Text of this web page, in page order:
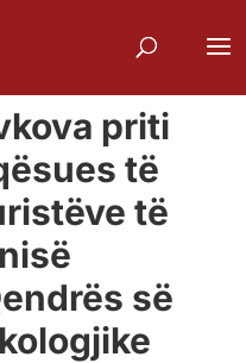
priti
të
të
së